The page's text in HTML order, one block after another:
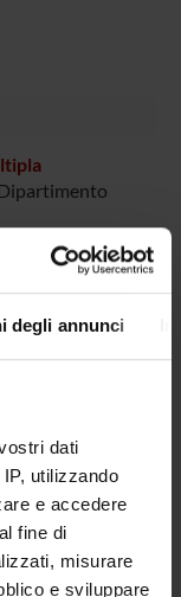
degli annunci
dati
utilizzando
e accedere
fine di
misurare
e sviluppare